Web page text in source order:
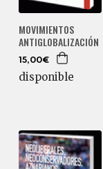
MOVIMIENTOS
ANTIGLOBALIZACIÓN
15,00€
disponible